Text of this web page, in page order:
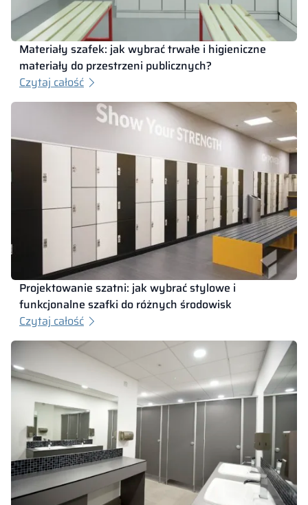
Materiały szafek: jak wybrać trwałe i higieniczne
materiały do przestrzeni publicznych?
Czytaj całość
Projektowanie szatni: jak wybrać stylowe i
funkcjonalne szafki do różnych środowisk
Czytaj całość